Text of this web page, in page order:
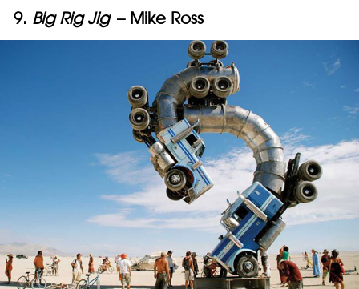
9. Big Rig Jig – Mike Ross